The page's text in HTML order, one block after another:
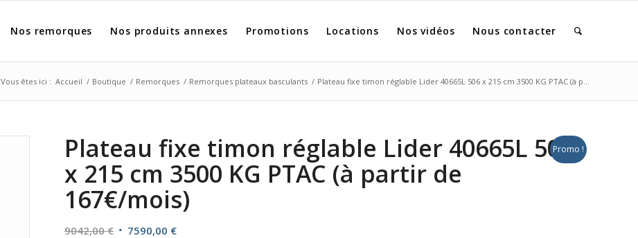
Nos remorques Nos produits annexes Promotions Locations Nos vidéos Nous contacter
Vous êtes ici : Accueil / Boutique / Remorques / Remorques plateaux basculants / Plateau fixe timon réglable Lider 40665L 506 x 215 cm 3500 KG PTAC (à p...
Promo !
Plateau fixe timon réglable Lider 40665L 506
x 215 cm 3500 KG PTAC (à partir de
167€/mois)
9042,00€ Le 7590,00 €Le